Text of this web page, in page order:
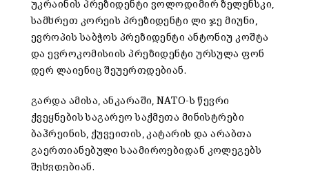
უკრაინის პრეზიდენტი ვოლოდიმირ ზელენსკი,
სამხრეთ კორეის პრეზიდენტი ლი ჯე მიუნი,
ევროპის საბჭოს პრეზიდენტი ანტონიუ კოშტა
და ევროკომისიის პრეზიდენტი ურსულა ფონ
დერ ლაიენიც შეუერთდებიან.
გარდა ამისა, ანკარაში, NATO-ს წევრი
ქვეყნების საგარეო საქმეთა მინისტრები
ბაჰრეინის, ქუვეითის, კატარის და არაბთა
გაერთიანებული საამიროებიდან კოლეგებს
შეხვდებიან.